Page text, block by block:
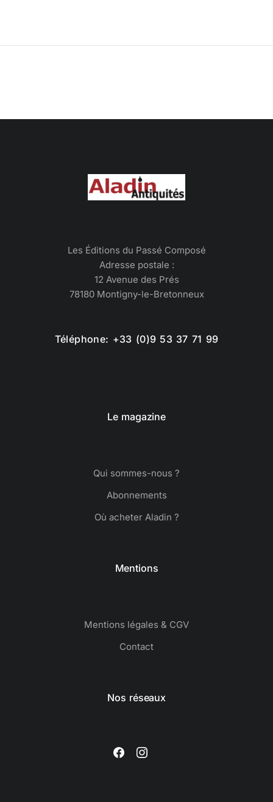
Les Éditions du Passé Composé
Adresse postale :
12 Avenue des Prés
78180 Montigny-le-Bretonneux
Téléphone: +33 (0)9 53 37 71 99
Le magazine
Qui sommes-nous ?
Abonnements
Où acheter Aladin ?
Mentions
Mentions légales & CGV
Contact
Nos réseaux